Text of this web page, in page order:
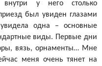
у него столько
был увиден глазами
одна – основные
виды. Первые дни
вязь, орнаменты… Мне
меня очень тянет на